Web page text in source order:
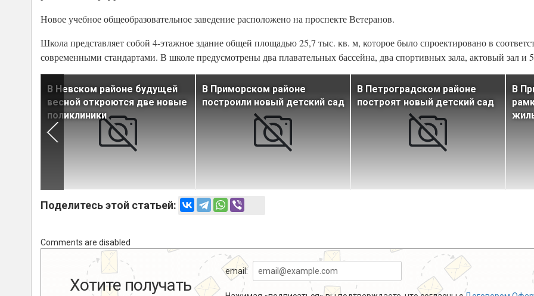
Новое учебное общеобразовательное заведение расположено на проспекте Ветеранов.
Школа представляет собой 4-этажное здание общей площадью 25,7 тыс. кв. м, которое было спроектировано в
современными стандартами. В школе предусмотрены два плавательных бассейна, два спортивных зала, актовый зал и
В Невском районе будущей
весной откроются две новые
поликлиники
В Приморском районе
построили новый детский сад
В Петроградском районе
построят новый детский сад
В
Поделитесь этой статьей:
Comments are disabled
Хотите получать
email: